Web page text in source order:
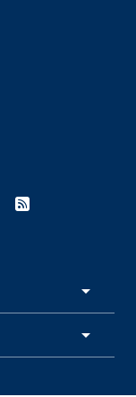
nuova finestra
nuova finestra
- Apertura in
- Apertura in
esterno -
Sito esterno -
- Sito
Feed RSS -